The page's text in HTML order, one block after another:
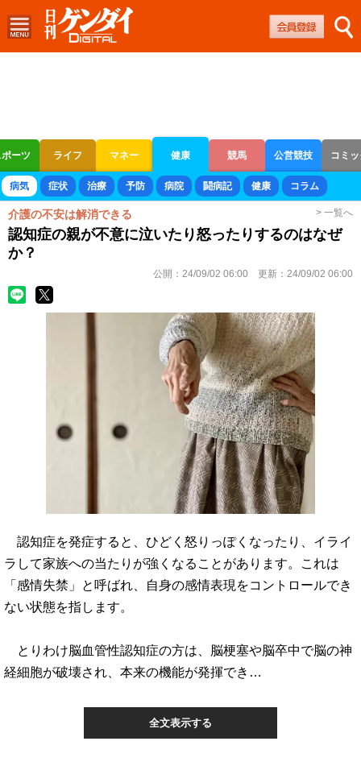
ーツ ライフ マネー 健康 競馬 公営競技 コミ
ボートレース 競輪 オートレース
病気 症状 治療 予防 病院 闘病記 健康 コラム
介護の不安は解消できる > 一覧へ
認知症の親が不意に泣いたり怒ったりするのはなぜ
か？
公開： 24/09/02 06:00 更新： 24/09/02 06:00
認知症を発症すると、ひどく怒りっぽくなったり、イライ
ラして家族への当たりが強くなることがあります。これは
「感情失禁」と呼ばれ、自身の感情表現をコントロールでき
ない状態を指します。
とりわけ脳血管性認知症の方は、脳梗塞や脳卒中で脳の神
経細胞が破壊され、本来の機能が発揮でき…
全文表示する